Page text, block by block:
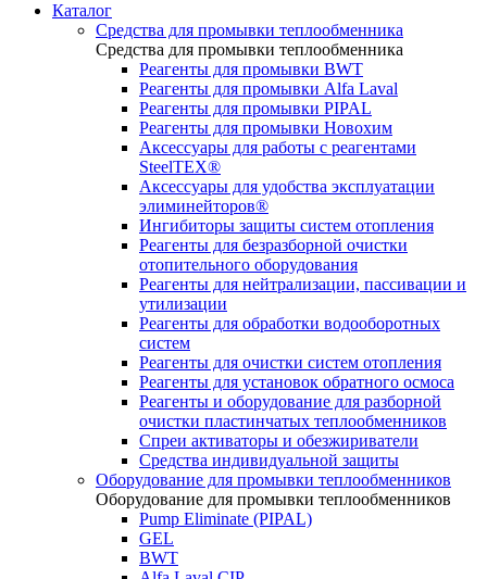
Каталог
Средства для промывки теплообменника
Средства для промывки теплообменника
Реагенты для промывки BWT
Реагенты для промывки Alfa Laval
Реагенты для промывки PIPAL
Реагенты для промывки Новохим
Аксессуары для работы с реагентами
SteelTEX®
Аксессуары для удобства эксплуатации
элиминейторов®
Ингибиторы защиты систем отопления
Реагенты для безразборной очистки
отопительного оборудования
Реагенты для нейтрализации, пассивации и
утилизации
Реагенты для обработки водооборотных
систем
Реагенты для очистки систем отопления
Реагенты для установок обратного осмоса
Реагенты и оборудование для разборной
очистки пластинчатых теплообменников
Спреи активаторы и обезжириватели
Средства индивидуальной защиты
Оборудование для промывки теплообменников
Оборудование для промывки теплообменников
Pump Eliminate (PIPAL)
GEL
BWT